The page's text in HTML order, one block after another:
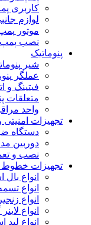
کاربری
لوازم
موتور
نصب پمپ
پنوماتیک
شیر
عملگر
فیتینگ و
متعلقات
واحد
تجهیزات امنیتی
دستگاه
دوربین
نصب و
تجهیزات خطوط
انواع
انواع
انواع
انواع
انواع لید